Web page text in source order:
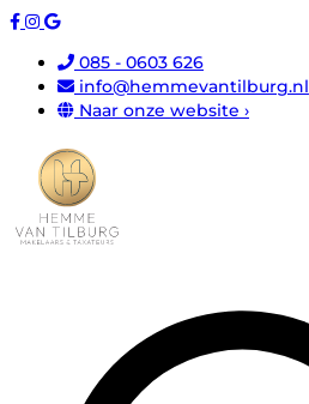
085 - 0603 626
info@hemmevantilburg.nl
Naar onze website ›